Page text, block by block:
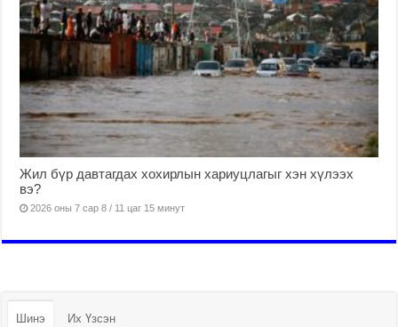
Жил бүр давтагдах хохирлын хариуцлагыг хэн хүлээх
вэ?
2026 оны 7 сар 8 / 11 цаг 15 минут
Шинэ Их Үзсэн